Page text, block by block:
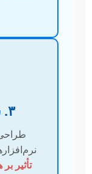
۳. شبیه‌سازی و تحلیل
تأثیر بر